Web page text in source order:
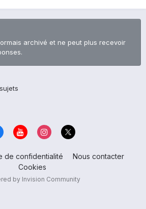
archivé et ne peut plus recevoir
de confidentialité
Nous contacter
Cookies
by Invision Community